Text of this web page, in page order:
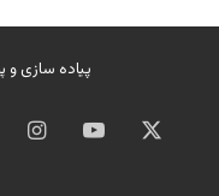
پیاده سازی
ایکس یوتیوب